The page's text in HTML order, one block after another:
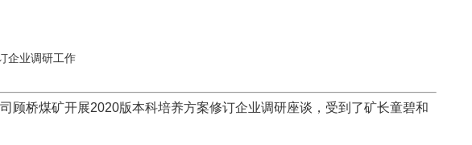
企业调研工作
桥煤矿开展2020版本科培养方案修订企业调研座谈，受到了矿长童碧和